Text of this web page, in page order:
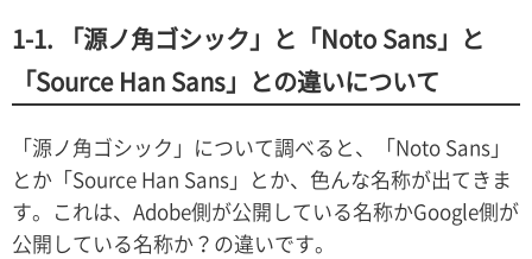
1-1. 「源ノ角ゴシック」と「Noto Sans」と
「Source Han Sans」との違いについて
「源ノ角ゴシック」について調べると、「Noto Sans」
とか「Source Han Sans」とか、色んな名称が出てきま
す。これは、Adobe側が公開している名称かGoogle側が
公開している名称か？の違いです。